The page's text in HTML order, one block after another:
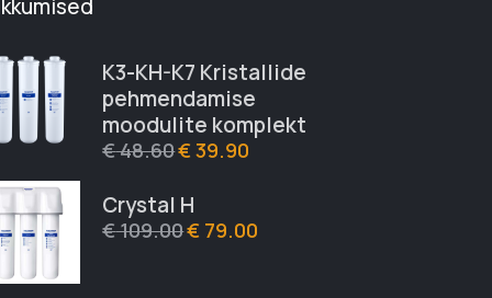
K3-KH-K7 Kristallide
pehmendamise
moodulite komplekt
€48.60€ 39.90
Crystal H
€109.00€ 79.00